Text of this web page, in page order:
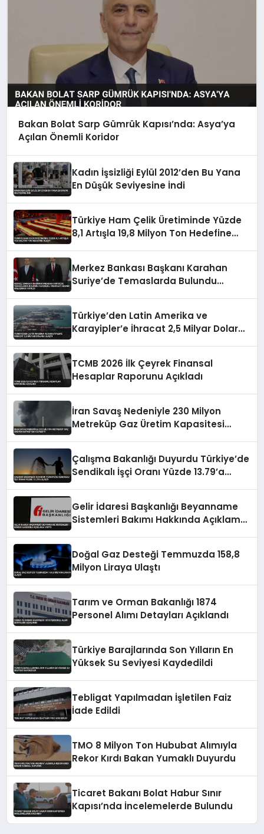
Bakan Bolat Sarp Gümrük Kapısı’nda: Asya’ya
Açılan Önemli Koridor
Kadın İşsizliği Eylül 2012’den Bu Yana
En Düşük Seviyesine İndi
Türkiye Ham Çelik Üretiminde Yüzde
8,1 Artışla 19,8 Milyon Ton Hedefine
Merkez Bankası Başkanı Karahan
Suriye’de Temaslarda Bulundu
Türkiye’den Latin Amerika ve
Karayipler’e İhracat 2,5 Milyar Dolara
TCMB 2026 İlk Çeyrek Finansal
Hesaplar Raporunu Açıkladı
İran Savaş Nedeniyle 230 Milyon
Metreküp Gaz Üretim Kapasitesi
Çalışma Bakanlığı Duyurdu Türkiye’de
Sendikalı İşçi Oranı Yüzde 13.79’a
Gelir İdaresi Başkanlığı Beyanname
Sistemleri Bakımı Hakkında Açıklama
Doğal Gaz Desteği Temmuzda 158,8
Milyon Liraya Ulaştı
Tarım ve Orman Bakanlığı 1874
Personel Alımı Detayları Açıklandı
Türkiye Barajlarında Son Yılların En
Yüksek Su Seviyesi Kaydedildi
Tebligat Yapılmadan İşletilen Faiz
İade Edildi
TMO 8 Milyon Ton Hububat Alımıyla
Rekor Kırdı Bakan Yumaklı Duyurdu
Ticaret Bakanı Bolat Habur Sınır
Kapısı’nda İncelemelerde Bulundu